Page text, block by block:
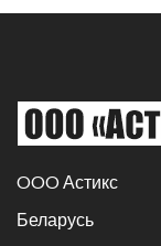
OOO Астикс
Беларусь